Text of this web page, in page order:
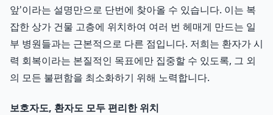
앞'이라는 설명만으로 단번에 찾아올 수 있습니다. 이는 복
잡한 상가 건물 고층에 위치하여 여러 번 헤매게 만드는 일
부 병원들과는 근본적으로 다른 점입니다. 저희는 환자가 시
력 회복이라는 본질적인 목표에만 집중할 수 있도록, 그 외
의 모든 불편함을 최소화하기 위해 노력합니다.
보호자도, 환자도 모두 편리한 위치